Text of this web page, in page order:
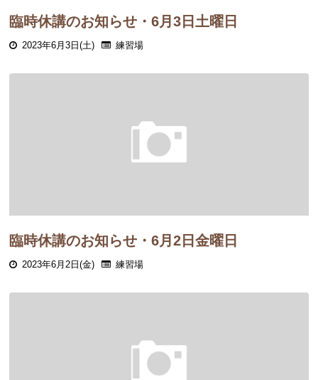
臨時休講のお知らせ・6月3日土曜日
2023年6月3日(土) 練習場
臨時休講のお知らせ・6月2日金曜日
2023年6月2日(金) 練習場